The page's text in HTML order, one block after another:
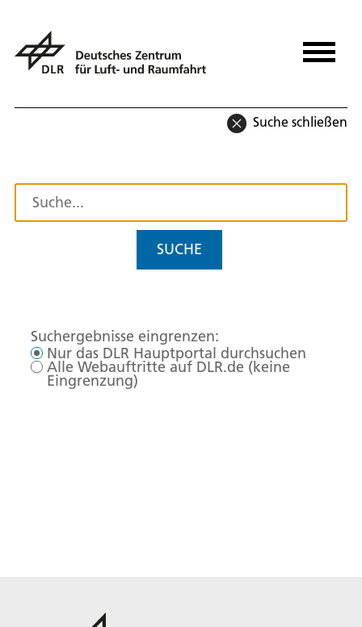
Suche schließen
SUCHE
Suchergebnisse eingrenzen:
Nur das DLR Hauptportal durchsuchen
Alle Webauftritte auf DLR.de (keine
Eingrenzung)